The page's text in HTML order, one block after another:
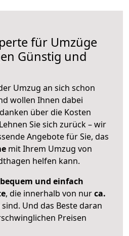
für Umzüge
Günstig und
Umzug an sich schon
wollen Ihnen dabei
über die Kosten
Sie sich zurück – wir
Angebote für Sie, das
mit Ihrem Umzug von
helfen kann.
und einfach
, die innerhalb von nurca.
Und das Beste daran
Preisen